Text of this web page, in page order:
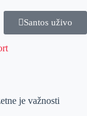
Santos uživo
je važnosti